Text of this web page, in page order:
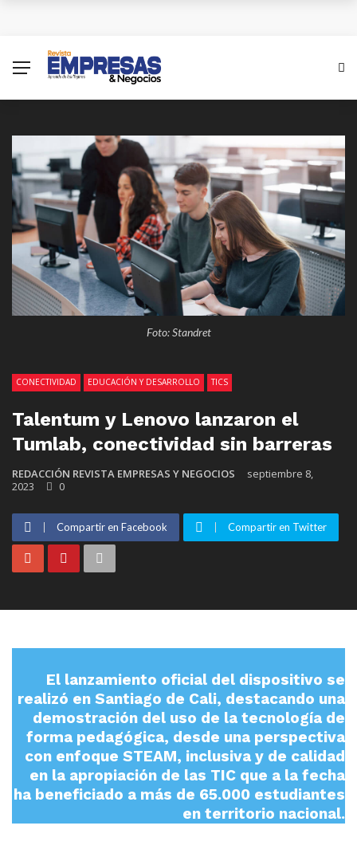
el 2026?
Las empresas colombianas pueden disparar sus
ventas con una estrategia Black Friday inteligente
XV Simposio Internacional Jorge Isaacs: Un Legado
de Ébano y Azúcar en la Literatura Global
Foto: Standret
CONECTIVIDAD EDUCACIÓN Y DESARROLLO TICS
Talentum y Lenovo lanzaron el
Tumlab, conectividad sin barreras
REDACCIÓN REVISTA EMPRESAS Y NEGOCIOS
septiembre 8,
2023
0
Compartir en Facebook Compartir en Twitter
El lanzamiento oficial del dispositivo se
realizó en Santiago de Cali, destacando una
demostración del uso de la tecnología de
forma pedagógica, desde una perspectiva
con enfoque STEAM, inclusiva y de calidad
en la apropiación de las TIC que a la fecha
ha beneficiado a más de 65.000 estudiantes
en territorio nacional.